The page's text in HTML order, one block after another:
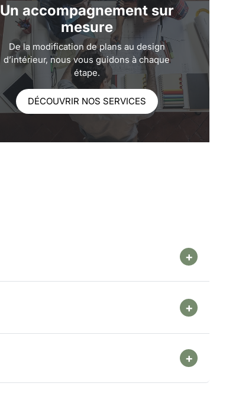
Un accompagnement sur
mesure
De la modification de plans au design
d’intérieur, nous vous guidons à chaque
étape.
DÉCOUVRIR NOS SERVICES